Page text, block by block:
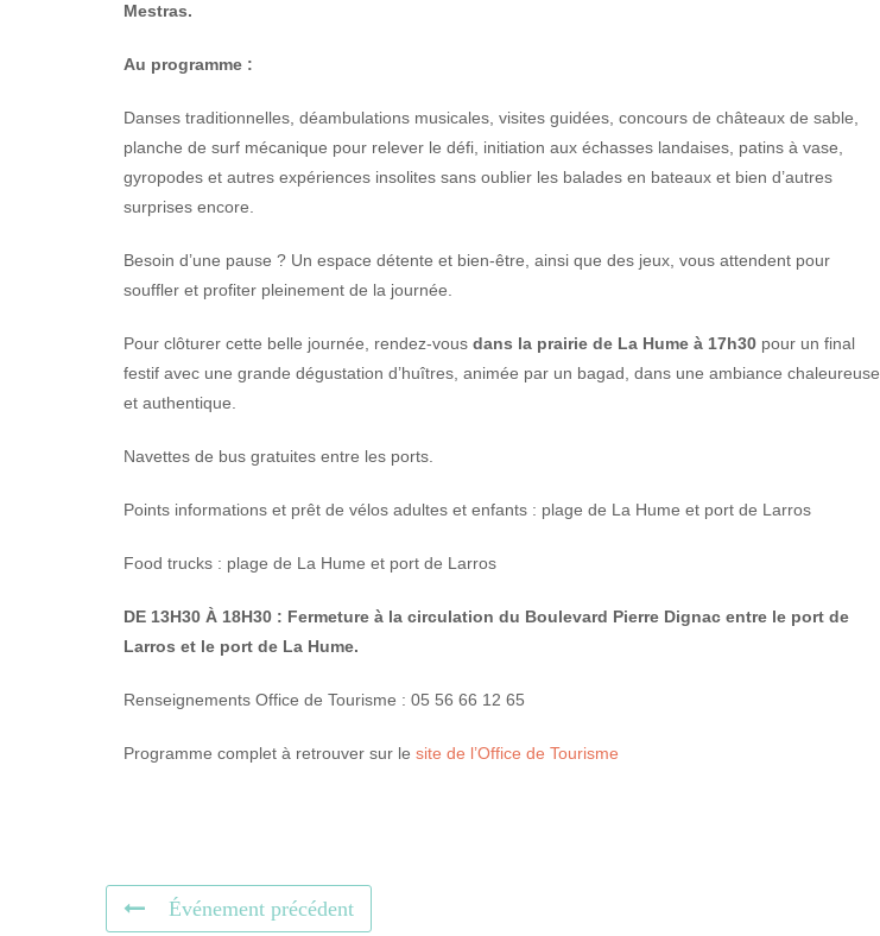
Mestras.
Au programme :
Danses traditionnelles, déambulations musicales, visites guidées, concours de châteaux de sable,
planche de surf mécanique pour relever le défi, initiation aux échasses landaises, patins à vase,
gyropodes et autres expériences insolites sans oublier les balades en bateaux et bien d’autres
surprises encore.
Besoin d’une pause ? Un espace détente et bien-être, ainsi que des jeux, vous attendent pour
souffler et profiter pleinement de la journée.
Pour clôturer cette belle journée, rendez-vous dans la prairie de La Hume à 17h30 pour un final
festif avec une grande dégustation d’huîtres, animée par un bagad, dans une ambiance chaleureuse
et authentique.
Navettes de bus gratuites entre les ports.
Points informations et prêt de vélos adultes et enfants : plage de La Hume et port de Larros
Food trucks : plage de La Hume et port de Larros
DE 13H30 À 18H30 : Fermeture à la circulation du Boulevard Pierre Dignac entre le port de
Larros et le port de La Hume.
Renseignements Office de Tourisme : 05 56 66 12 65
Programme complet à retrouver sur le site de l’Office de Tourisme
Événement précédent